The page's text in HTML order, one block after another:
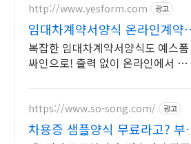
http://www.yesform.com 광고
임대차계약서양식 온라인계약
AI 문서 편집
복잡한 임대차계약서양식도 예스폼
싸인으로! 출력 없이 온라인에서 바로
https://www.so-song.com/ 광고
차용증 샘플양식 무료라고? 부